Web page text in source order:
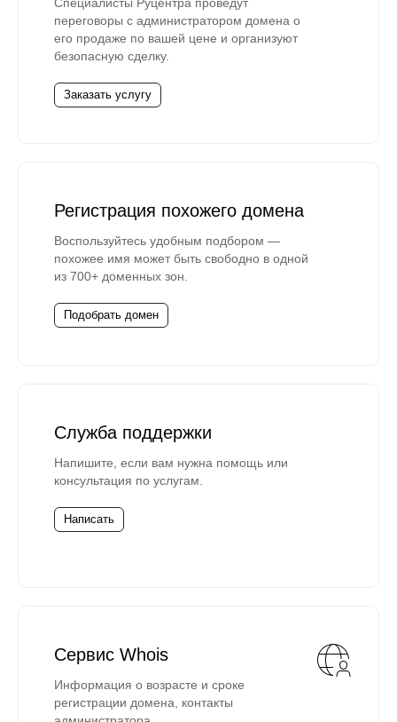
переговоры с администратором домена о
его продаже по вашей цене и организуют
безопасную сделку.
Заказать услугу
Регистрация похожего домена
Воспользуйтесь удобным подбором —
похожее имя может быть свободно в одной
из 700+ доменных зон.
Подобрать домен
Служба поддержки
Напишите, если вам нужна помощь или
консультация по услугам.
Написать
Сервис Whois
Информация о возрасте и сроке
регистрации домена, контакты